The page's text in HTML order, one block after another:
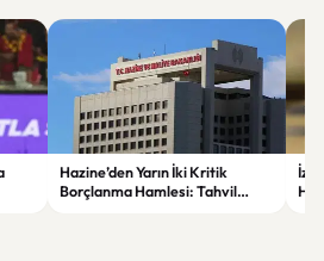
Hazine’den Yarın İki Kritik
Borçlanma Hamlesi: Tahvil